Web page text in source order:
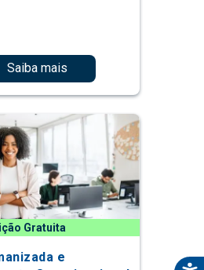
Saiba mais
Gratuita
e